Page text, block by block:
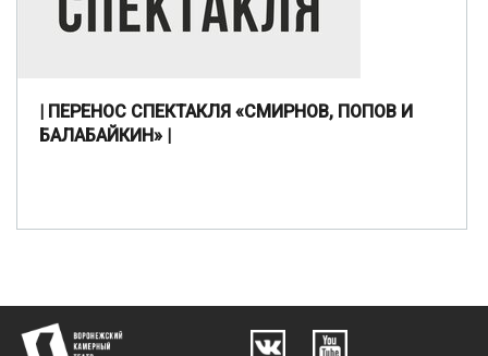
| ПЕРЕНОС СПЕКТАКЛЯ «СМИРНОВ, ПОПОВ И
БАЛАБАЙКИН» |